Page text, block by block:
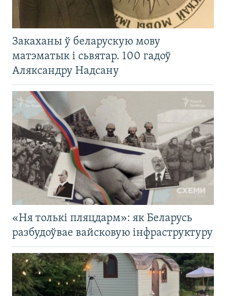
Закаханы ў беларускую мову
матэматык і сьвятар. 100 гадоў
Аляксандру Надсану
«Ня толькі пляцдарм»: як Беларусь
разбудоўвае вайсковую інфраструктуру